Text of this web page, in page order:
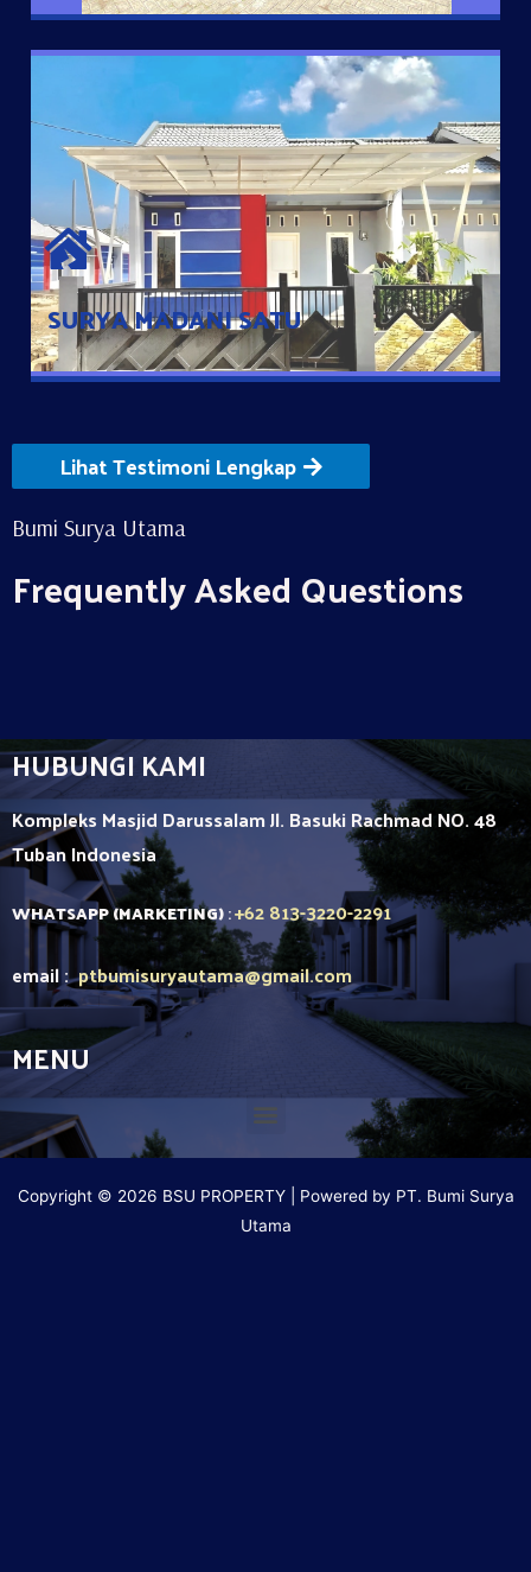
SURYA MADANI SATU
SURYA MADANI SATU
Satu-satunya Hunian nyaman dengan harga subsidi hanya 100
jutaan dengan lokasi strategis di Tuban
Lihat Testimoni Lengkap
Bumi Surya Utama
Frequently Asked Questions
HUBUNGI KAMI
Kompleks Masjid Darussalam Jl. Basuki Rachmad NO. 48
TubanIndonesia
WHATSAPP (MARKETING):+62 813-3220-2291
email :ptbumisuryautama@gmail.com
MENU
Copyright © 2026 BSU PROPERTY | Powered by PT. Bumi Surya
Utama